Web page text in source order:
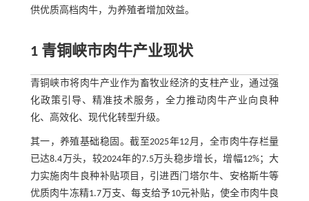
供优质高档肉牛，为养殖者增加效益。
1 青铜峡市肉牛产业现状
青铜峡市将肉牛产业作为畜牧业经济的支柱产业，通过强
化政策引导、精准技术服务，全力推动肉牛产业向良种
化、高效化、现代化转型升级。
其一，养殖基础稳固。截至2025年12月，全市肉牛存栏量
已达8.4万头，较2024年的7.5万头稳步增长，增幅12%；大
力实施肉牛良种补贴项目，引进西门塔尔牛、安格斯牛等
优质肉牛冻精1.7万支、每支给予10元补贴，使全市肉牛良